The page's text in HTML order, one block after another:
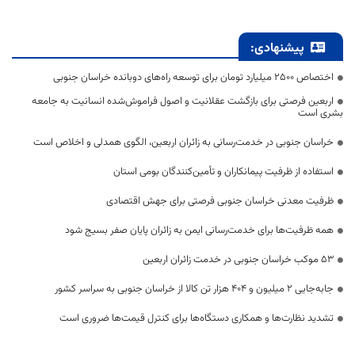
پیشنهادی:
اختصاص 2500 میلیارد تومان برای توسعه راه‌های دوبانده خراسان جنوبی
اربعین فرصتی برای بازگشت عقلانیت و اصول فراموش‌شده انسانیت به جامعه
بشری است
خراسان جنوبی در خدمت‌رسانی به زائران اربعین، الگوی همدلی و اخلاص است
استفاده از ظرفیت پیمانکاران و تأمین‌کنندگان بومی استان
ظرفیت معدنی خراسان جنوبی فرصتی برای جهش اقتصادی
همه ظرفیت‌ها برای خدمت‌رسانی ایمن به زائران پایان صفر بسیج شود
53 موکب خراسان جنوبی در خدمت زائران اربعین
جابه‌جایی 2 میلیون و 404 هزار تن کالا از خراسان جنوبی به سراسر کشور
تشدید نظارت‌ها و همکاری دستگاه‌ها برای کنترل قیمت‌ها ضروری است